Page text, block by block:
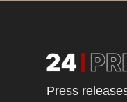
Press